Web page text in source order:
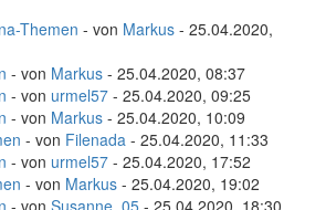
Themen - von Markus - 25.04.2020,
- von Markus - 25.04.2020, 08:37
- von urmel57 - 25.04.2020, 09:25
- von Markus - 25.04.2020, 10:09
- von Filenada - 25.04.2020, 11:33
- von urmel57 - 25.04.2020, 17:52
- von Markus - 25.04.2020, 19:02